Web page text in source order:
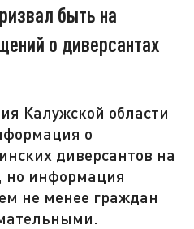
быть на
о диверсантах
Калужской области
о
диверсантов на
но информация
не менее граждан